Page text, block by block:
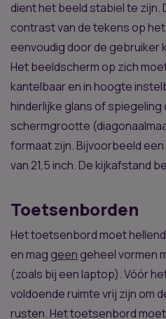
dient het beeld stabiel te zijn.
contrast van de tekens op
eenvoudig door de gebruiker
Het beeldscherm op zich
kantelbaar en in hoogte
hinderlijke glans of spiegeling
schermgrootte
formaat zijn. Bijvoorbeeld
van 21,5 inch. De kijkafstand
Toetsenborden
Het toetsenbord moet
en mag geen geheel vormen
(zoals bij een laptop). Vóór
voldoende ruimte vrij zijn om
rusten. Het toetsenbord moet